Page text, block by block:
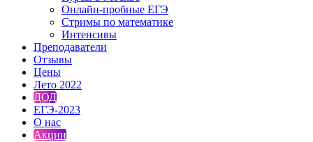
Онлайн-пробные ЕГЭ
Стримы по математике
Интенсивы
Преподаватели
Отзывы
Цены
Лето 2022
ДОД
ЕГЭ-2023
О нас
Акции